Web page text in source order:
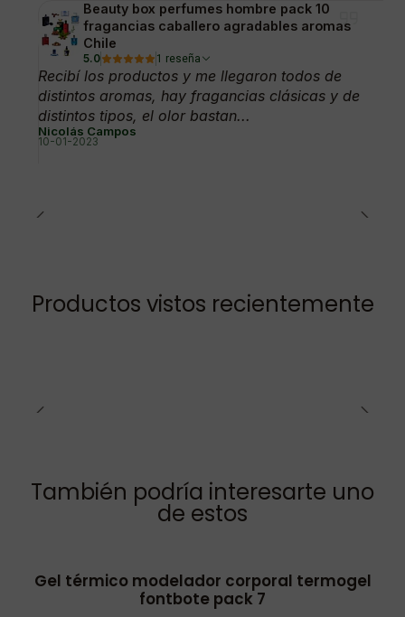
Beauty box perfumes hombre pack 10
fragancias caballero agradables aromas
Chile
5.0 1 reseña
Recibí los productos y me llegaron todos de
distintos aromas, hay fragancias clásicas y de
distintos tipos, el olor bastan...
Nicolás Campos
10-01-2023
Productos vistos recientemente
También podría interesarte uno
de estos
Gel térmico modelador corporal termogel
fontbote pack 7